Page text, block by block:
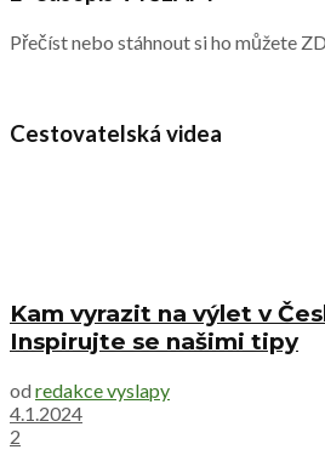
Přečíst nebo stáhnout si ho můžete
Cestovatelská videa
Kam vyrazit na výlet v
Inspirujte se našimi tipy
od redakce vyslapy
4.1.2024
2